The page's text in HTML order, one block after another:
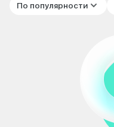
По популярности